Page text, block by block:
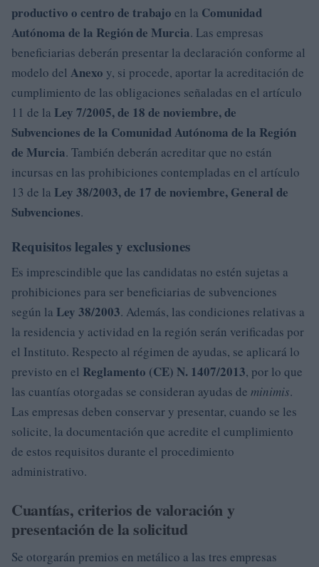
productivo o centro de trabajo en la Comunidad
Autónoma de la Región de Murcia. Las empresas
beneficiarias deberán presentar la declaración conforme al
modelo del Anexo y, si procede, aportar la acreditación de
cumplimiento de las obligaciones señaladas en el artículo
11 de la Ley 7/2005, de 18 de noviembre, de
Subvenciones de la Comunidad Autónoma de la Región
de Murcia. También deberán acreditar que no están
incursas en las prohibiciones contempladas en el artículo
13 de la Ley 38/2003, de 17 de noviembre, General de
Subvenciones.
Requisitos legales y exclusiones
Es imprescindible que las candidatas no estén sujetas a
prohibiciones para ser beneficiarias de subvenciones
según la Ley 38/2003. Además, las condiciones relativas a
la residencia y actividad en la región serán verificadas por
el Instituto. Respecto al régimen de ayudas, se aplicará lo
previsto en el Reglamento (CE) N. 1407/2013, por lo que
las cuantías otorgadas se consideran ayudas de minimis.
Las empresas deben conservar y presentar, cuando se les
solicite, la documentación que acredite el cumplimiento
de estos requisitos durante el procedimiento
administrativo.
Cuantías, criterios de valoración y
presentación de la solicitud
Se otorgarán premios en metálico a las tres empresas